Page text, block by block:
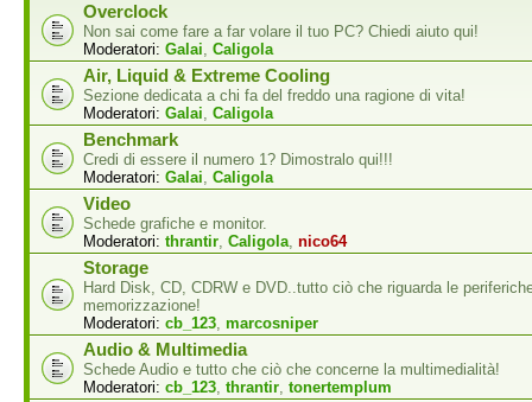
Overclock
Non sai come fare a far volare il tuo PC? Chiedi aiuto qui!
Moderatori: Galai, Caligola
Air, Liquid & Extreme Cooling
Sezione dedicata a chi fa del freddo una ragione di vita!
Moderatori: Galai, Caligola
Benchmark
Credi di essere il numero 1? Dimostralo qui!!!
Moderatori: Galai, Caligola
Video
Schede grafiche e monitor.
Moderatori: thrantir, Caligola, nico64
Storage
Hard Disk, CD, CDRW e DVD..tutto ciò che riguarda le
memorizzazione!
Moderatori: cb_123, marcosniper
Audio & Multimedia
Schede Audio e tutto che ciò che concerne la multimedialità!
Moderatori: cb_123, thrantir, tonertemplum